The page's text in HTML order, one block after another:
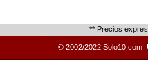
** Precios
© 2002/2022 Solo10.com